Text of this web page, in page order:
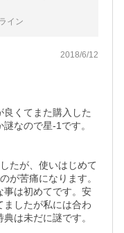
イン
2018/6/12
くてまた購入した
なので星-1です。
たが、使いはじめて
が苦痛になります。
事は初めてです。安
ましたが私には合わ
は未だに謎です。